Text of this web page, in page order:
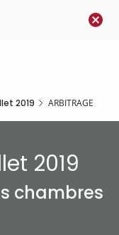
2019 ARBITRAGE
2019
chambres